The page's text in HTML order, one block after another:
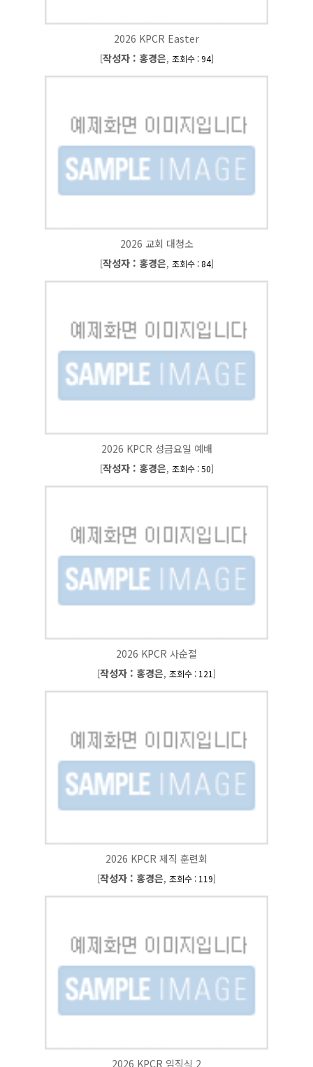
2026 KPCR Easter
[작성자 : 홍경은, 조회수 : 94]
2026 교회 대청소
[작성자 : 홍경은, 조회수 : 84]
2026 KPCR 성금요일 예배
[작성자 : 홍경은, 조회수 : 50]
2026 KPCR 사순절
[작성자 : 홍경은, 조회수 : 121]
2026 KPCR 제직 훈련회
[작성자 : 홍경은, 조회수 : 119]
2026 KPCR 임직식 2